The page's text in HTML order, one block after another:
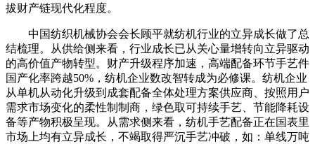
拔财产链现代化程度。
中国纺织机械协会会长顾平就纺机行业的立异成长做了总
结梳理。从供给侧来看，行业成长已从关心量增转向立异驱动
的高价值产物转型。财产升级程序加速，高端配备环节手艺件
国产化率跨越50%，纺机企业数改智转成为必修课。纺机企业
从单机从动化升级到成套配备全体处理方案供应商、按照用户
需求市场变化的柔性制制商，绿色取可持续手艺、节能降耗设
备等产物积极呈现。从需求侧来看，纺机手艺配备正在国表里
市场上均有立异成长，不竭取得严沉手艺冲破，如：单线万吨